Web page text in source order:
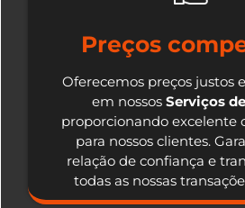
Preços
Oferecemos preços justos
em nossos Serviços
proporcionando excelente
para nossos clientes.
relação de confiança e
todas as nossas